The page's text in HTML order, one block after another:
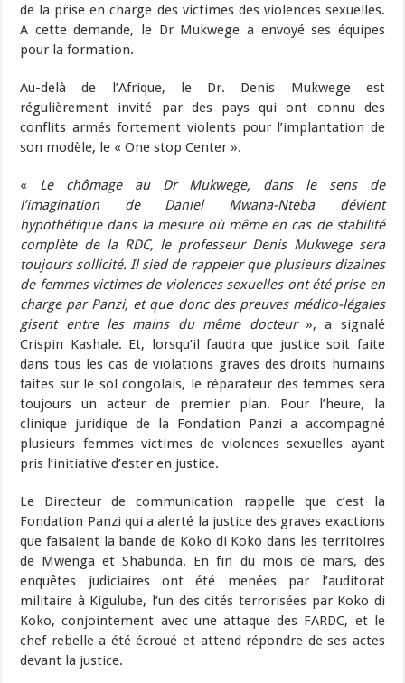
de la prise en charge des victimes des violences sexuelles.
A cette demande, le Dr Mukwege a envoyé ses équipes
pour la formation.
Au-delà de l’Afrique, le Dr. Denis Mukwege est
régulièrement invité par des pays qui ont connu des
conflits armés fortement violents pour l’implantation de
son modèle, le « One stop Center ».
« Le chômage au Dr Mukwege, dans le sens de
l’imagination de Daniel Mwana-Nteba dévient
hypothétique dans la mesure où même en cas de stabilité
complète de la RDC, le professeur Denis Mukwege sera
toujours sollicité. Il sied de rappeler que plusieurs dizaines
de femmes victimes de violences sexuelles ont été prise en
charge par Panzi, et que donc des preuves médico-légales
gisent entre les mains du même docteur», a signalé
Crispin Kashale. Et, lorsqu’il faudra que justice soit faite
dans tous les cas de violations graves des droits humains
faites sur le sol congolais, le réparateur des femmes sera
toujours un acteur de premier plan. Pour l’heure, la
clinique juridique de la Fondation Panzi a accompagné
plusieurs femmes victimes de violences sexuelles ayant
pris l’initiative d’ester en justice.
Le Directeur de communication rappelle que c’est la
Fondation Panzi qui a alerté la justice des graves exactions
que faisaient la bande de Koko di Koko dans les territoires
de Mwenga et Shabunda. En fin du mois de mars, des
enquêtes judiciaires ont été menées par l’auditorat
militaire à Kigulube, l’un des cités terrorisées par Koko di
Koko, conjointement avec une attaque des FARDC, et le
chef rebelle a été écroué et attend répondre de ses actes
devant la justice.